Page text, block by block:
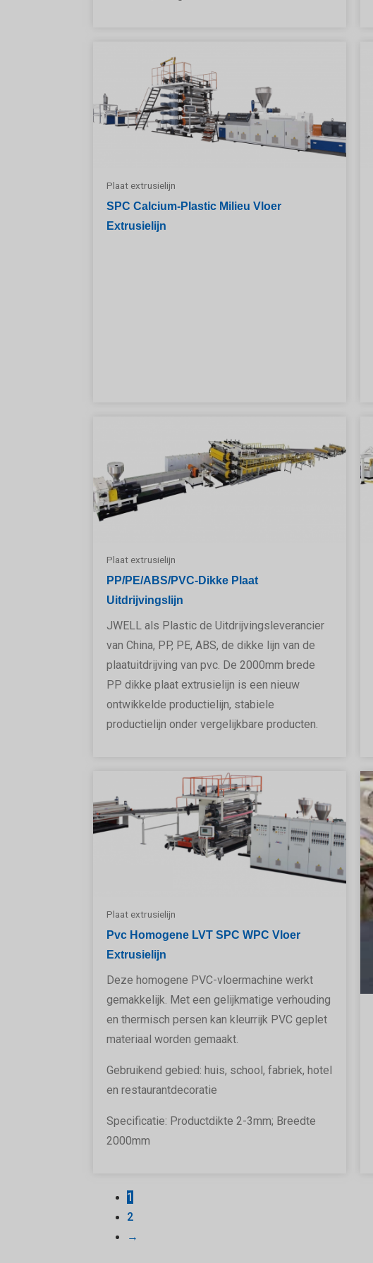
Plaat extrusielijn
SPC Calcium-Plastic Milieu Vloer
Extrusielijn
Plaat extrusielijn
PP/PE/ABS/PVC-Dikke Plaat
Uitdrijvingslijn
JWELL als Plastic de Uitdrijvingsleverancier
van China, PP, PE, ABS, de dikke lijn van de
plaatuitdrijving van pvc. De 2000mm brede
PP dikke plaat extrusielijn is een nieuw
ontwikkelde productielijn, stabiele
productielijn onder vergelijkbare producten.
Plaat extrusielijn
Pvc Homogene LVT SPC WPC Vloer
Extrusielijn
Deze homogene PVC-vloermachine werkt
gemakkelijk. Met een gelijkmatige verhouding
en thermisch persen kan kleurrijk PVC geplet
materiaal worden gemaakt.
Gebruikend gebied: huis, school, fabriek, hotel
en restaurantdecoratie
Specificatie: Productdikte 2-3mm; Breedte
2000mm
1
2
→